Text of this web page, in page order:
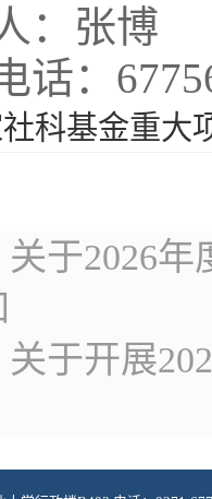
：张博
话：
社科基金重大
关于2026
关于开展